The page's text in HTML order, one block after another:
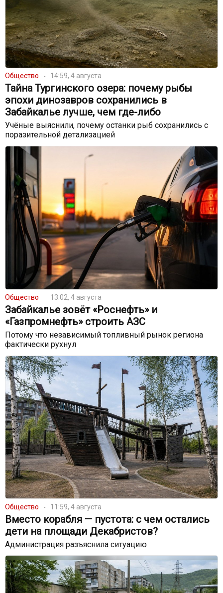
Общество 14:59, 4 августа
Тайна Тургинского озера: почему рыбы
эпохи динозавров сохранились в
Забайкалье лучше, чем где-либо
Учёные выяснили, почему останки рыб сохранились с
поразительной детализацией
Общество 13:02, 4 августа
Забайкалье зовёт «Роснефть» и
«Газпромнефть» строить АЗС
Потому что независимый топливный рынок региона
фактически рухнул
Общество 11:59, 4 августа
Вместо корабля — пустота: с чем остались
дети на площади Декабристов?
Администрация разъяснила ситуацию